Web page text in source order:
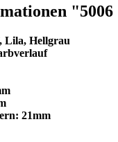
Lila, Hellgrau
21mm